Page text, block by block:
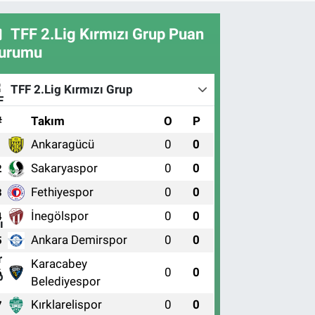
TFF 2.Lig Kırmızı Grup Puan
TFF 2.Lig Kırmızı Grup
Takım O P
Ankaragücü 0 0
Sakaryaspor 0 0
Fethiyespor 0 0
İnegölspor 0 0
Ankara Demirspor 0 0
Karacabey
Belediyespor
0 0
Kırklarelispor 0 0